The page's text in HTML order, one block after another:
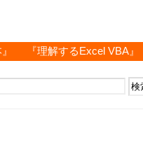
『理解するExcel VBA』